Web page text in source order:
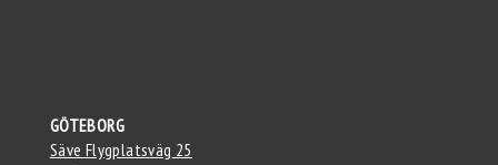
GÖTEBORG
Säve Flygplatsväg 25